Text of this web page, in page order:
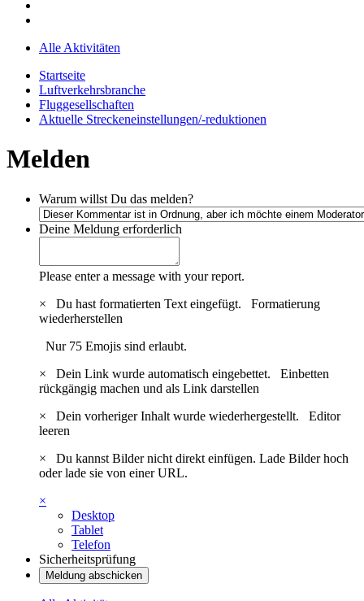
Alle Aktivitäten
Startseite
Luftverkehrsbranche
Fluggesellschaften
Aktuelle Streckeneinstellungen/-reduktionen
Melden
Warum willst Du das melden?
Deine Meldung erforderlich
Please enter a message with your report.
×
Du hast formatierten Text eingefügt. Formatierung
wiederherstellen
Nur 75 Emojis sind erlaubt.
×
Dein Link wurde automatisch eingebettet. Einbetten
rückgängig machen und als Link darstellen
×
Dein vorheriger Inhalt wurde wiederhergestellt. Editor
leeren
×
Du kannst Bilder nicht direkt einfügen. Lade Bilder hoch
oder lade sie von einer URL.
×
Desktop
Tablet
Telefon
Sicherheitsprüfung
Meldung abschicken